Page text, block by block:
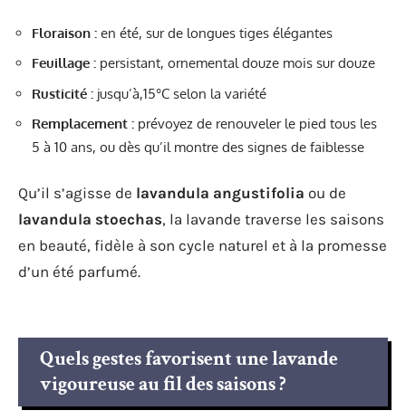
Floraison : en été, sur de longues tiges élégantes
Feuillage : persistant, ornemental douze mois sur douze
Rusticité : jusqu’à,15°C selon la variété
Remplacement : prévoyez de renouveler le pied tous les
5 à 10 ans, ou dès qu’il montre des signes de faiblesse
Qu’il s’agisse de lavandula angustifolia ou de
lavandula stoechas, la lavande traverse les saisons
en beauté, fidèle à son cycle naturel et à la promesse
d’un été parfumé.
Quels gestes favorisent une lavande
vigoureuse au fil des saisons ?